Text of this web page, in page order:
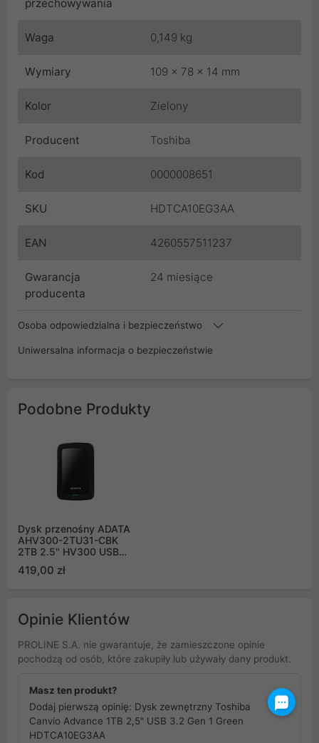
przechowywania
Waga 0,149 kg
Wymiary 109 x 78 x 14 mm
Kolor Zielony
Producent Toshiba
Kod 0000008651
SKU HDTCA10EG3AA
EAN 4260557511237
Gwarancja
producenta
24 miesiące
Osoba odpowiedzialna i bezpieczeństwo
Uniwersalna informacja o bezpieczeństwie
Podobne Produkty
Dysk przenośny ADATA
AHV300-2TU31-CBK
2TB 2.5" HV300 USB
419,00 zł
Opinie Klientów
PROLINE S.A. nie gwarantuje, że zamieszczone opinie
pochodzą od osób, które zakupiły lub używały dany produkt.
Masz ten produkt?
Dodaj pierwszą opinię: Dysk zewnętrzny Toshiba
Canvio Advance 1TB 2,5" USB 3.2 Gen 1 Green
HDTCA10EG3AA